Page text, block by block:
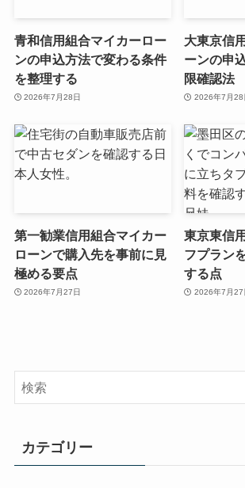
青和信用組合マイカーロー
ンの申込方法で変わる条件
を整理する
2026年7月28日
大東京信
ーンの申
限確認法
2026年7月28
第一勧業信用組合マイカー
ローンで購入先を事前に見
極める要点
2026年7月27日
東京東信
フプラン
する点
2026年7月27
カテゴリー